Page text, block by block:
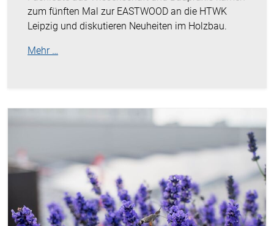
zum fünften Mal zur EASTWOOD an die HTWK
Leipzig und diskutieren Neuheiten im Holzbau.
Mehr …